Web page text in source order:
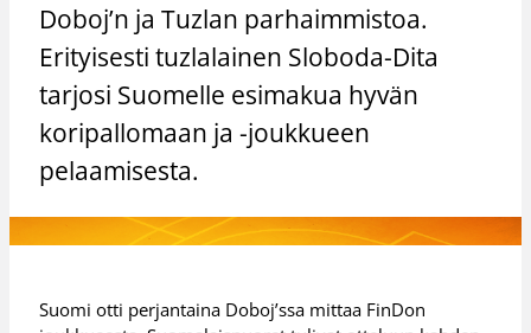
Doboj’n ja Tuzlan parhaimmistoa.
Erityisesti tuzlalainen Sloboda-Dita
tarjosi Suomelle esimakua hyvän
koripallomaan ja -joukkueen
pelaamisesta.
Suomi otti perjantaina Doboj’ssa mittaa FinDon